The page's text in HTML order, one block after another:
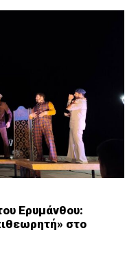
Ερυμάνθου:
στο